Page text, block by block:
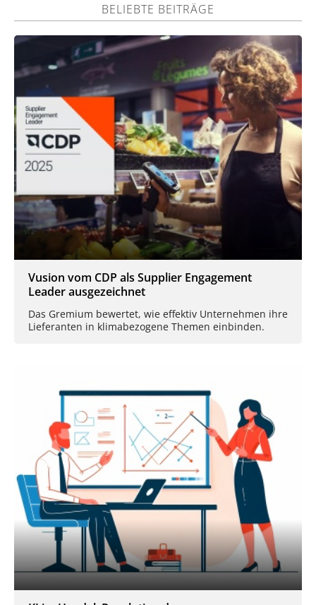
BELIEBTE BEITRÄGE
Vusion vom CDP als Supplier Engagement
Leader ausgezeichnet
Das Gremium bewertet, wie effektiv Unternehmen ihre
Lieferanten in klimabezogene Themen einbinden.